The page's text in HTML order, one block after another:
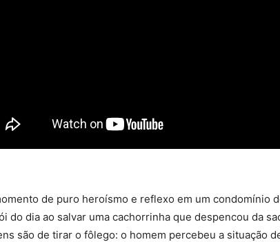
de puro heroísmo e reflexo em um condomínio
do dia ao salvar uma cachorrinha que despencou da
são de tirar o fôlego: o homem percebeu a situação